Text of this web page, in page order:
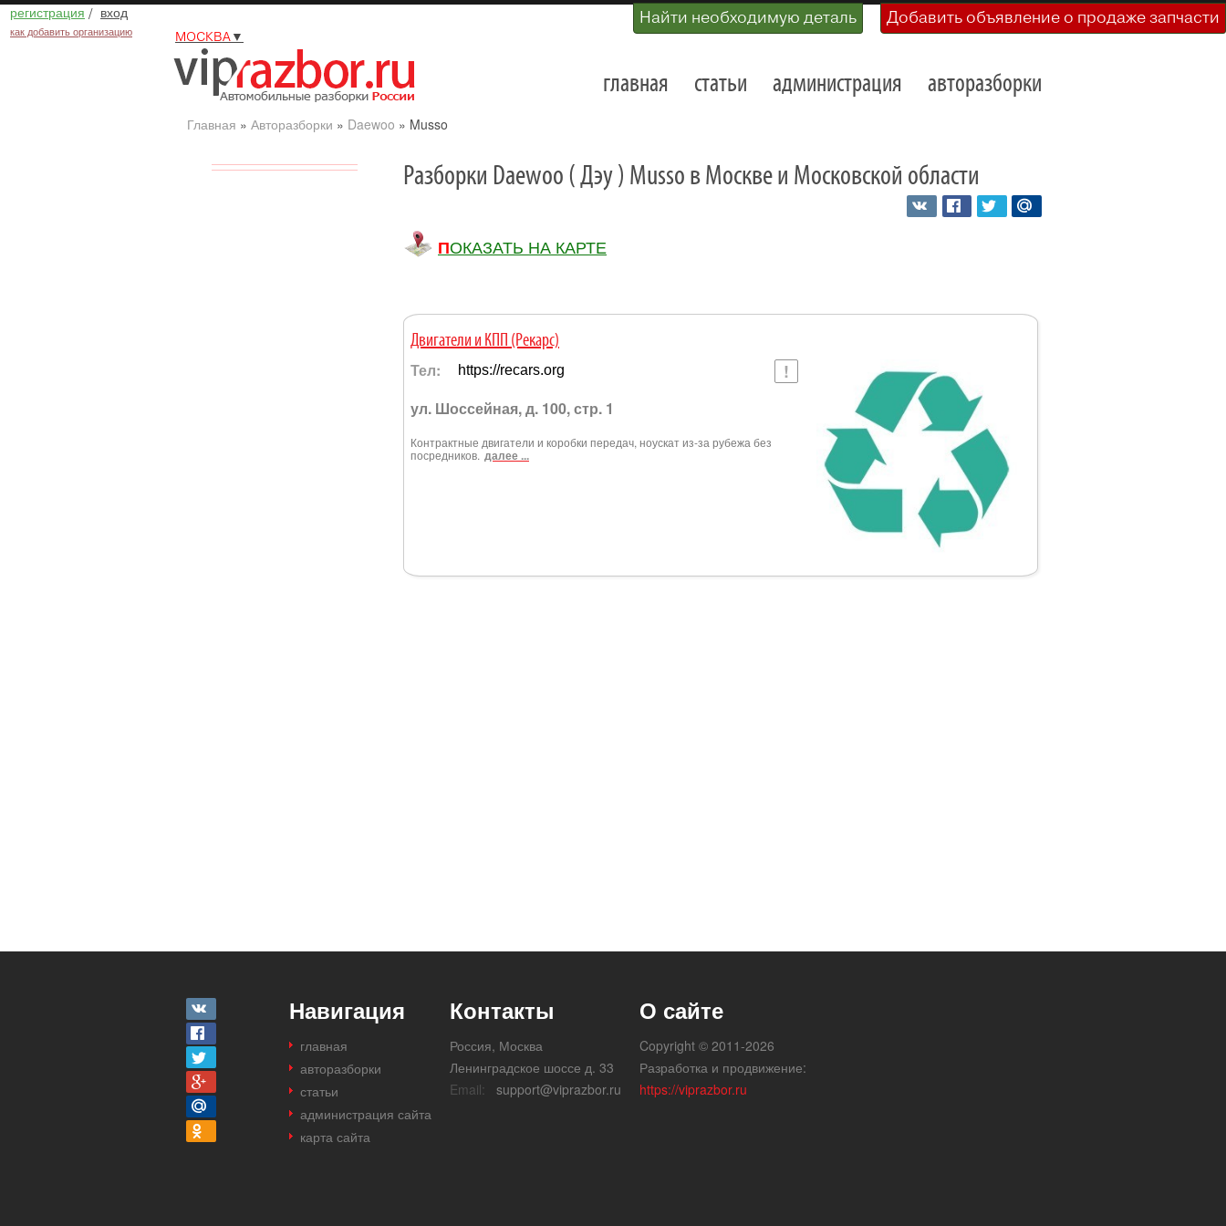
регистрация / вход
как добавить организацию
Найти необходимую деталь Добавить объявление о продаже запчасти
МОСКВА▼
главная статьи администрация авторазборки
Главная » Авторазборки » Daewoo » Musso
Разборки Daewoo ( Дэу ) Musso в Москве и Московской области
ПОКАЗАТЬ НА КАРТЕ
Двигатели и КПП (Рекарс)
Тел: https://recars.org
ул. Шоссейная, д. 100, стр. 1
Контрактные двигатели и коробки передач, ноускат из-за рубежа без
посредников. далее ...
Навигация
главная
авторазборки
статьи
администрация сайта
карта сайта
Контакты
Россия, Москва
Ленинградское шоссе д. 33
Email:
support@viprazbor.ru
О сайте
Copyright © 2011-2026
Разработка и продвижение:
https://viprazbor.ru